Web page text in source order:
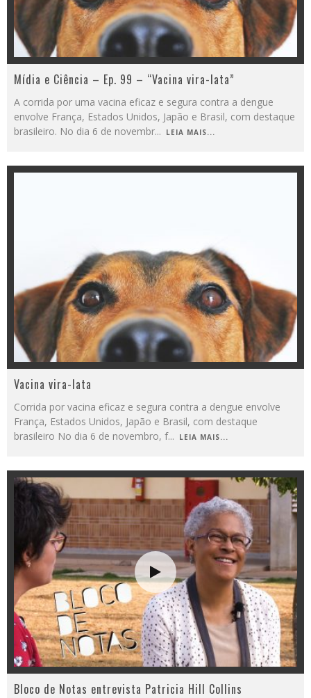
Mídia e Ciência – Ep. 99 – “Vacina vira-lata”
A corrida por uma vacina eficaz e segura contra a dengue
envolve França, Estados Unidos, Japão e Brasil, com destaque
brasileiro. No dia 6 de novembr... LEIA MAIS...
Vacina vira-lata
Corrida por vacina eficaz e segura contra a dengue envolve
França, Estados Unidos, Japão e Brasil, com destaque
brasileiro No dia 6 de novembro, f... LEIA MAIS...
Bloco de Notas entrevista Patricia Hill Collins